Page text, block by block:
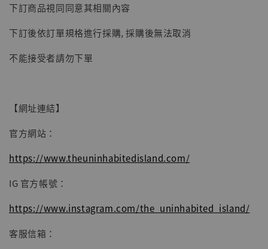
下訂商品視同同意其相關內容
下訂後依訂單規格進行採購, 採購後無法取消
不能接受者請勿下單
【網址連結】
官方網站：
https://www.theuninhabitedisland.com/
IG 官方帳號：
https://www.instagram.com/the_uninhabited_island/
客服信箱：